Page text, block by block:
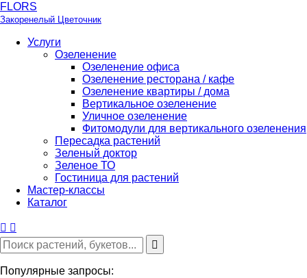
FLORS
Закоренелый Цветочник
Услуги
Озеленение
Озеленение офиса
Озеленение ресторана / кафе
Озеленение квартиры / дома
Вертикальное озеленение
Уличное озеленение
Фитомодули для вертикального озеленения
Пересадка растений
Зеленый доктор
Зеленое ТО
Гостиница для растений
Мастер-классы
Каталог
Популярные запросы: